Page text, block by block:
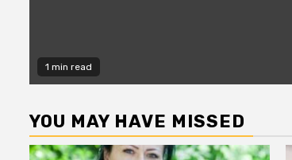
1 min read
YOU MAY HAVE MISSED